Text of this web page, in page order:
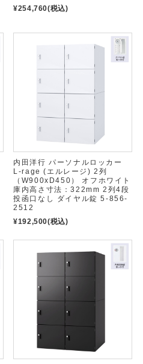
¥254,760(税込)
内田洋行 パーソナルロッカー
L-rage (エルレージ) 2列
（W900xD450） オフホワイト
庫内高さ寸法：322mm 2列4段
投函口なし ダイヤル錠 5-856-
2512
¥192,500(税込)